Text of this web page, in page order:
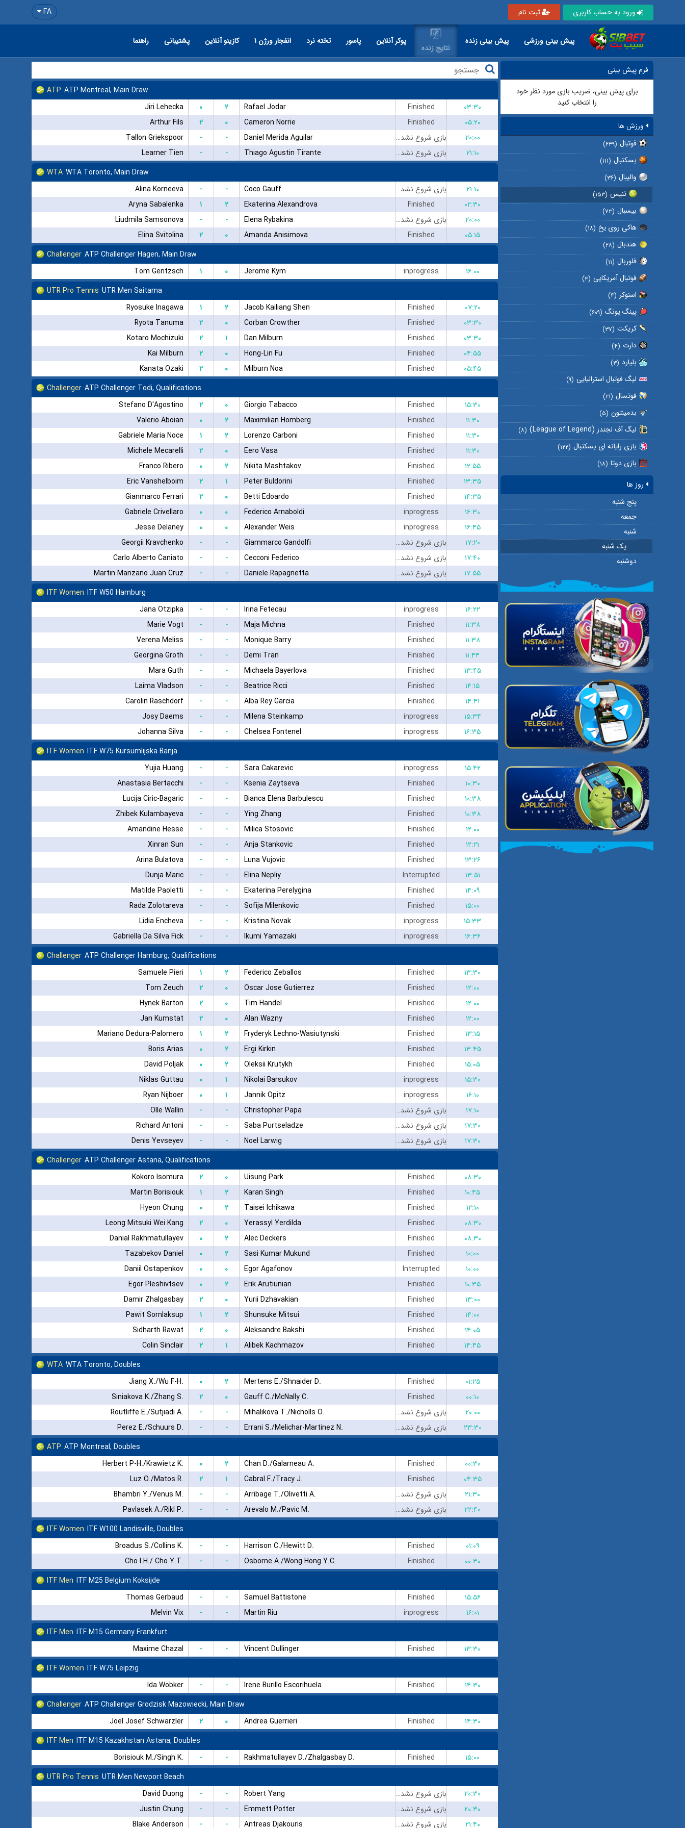
FA ورود به حساب کاربری ثبت نام
پیش بینی ورزشی پیش بینی زنده
نتایج زنده
پوکر آنلاین پاسور تخته نرد انفجار ورژن ۱ کازینو آنلاین پشتیبانی راهنما
فرم پیش بینی
برای پیش بینی، ضریب بازی مورد نظر خود
را انتخاب کنید
ورزش ها
فوتبال (۶۳۹)
بسکتبال (۱۱۱)
والیبال (۳۶)
تنیس (۱۵۳)
بیسبال (۷۳)
هاکی روی یخ (۱۸)
هندبال (۲۸)
فلوربال (۱۱)
فوتبال آمریکایی (۳)
اسنوکر (۴)
پینگ پونگ (۶۰۹)
کریکت (۳۷)
دارت (۴)
بلیارد (۳)
لیگ فوتبال استرالیایی (۹)
فوتسال (۲۱)
بدمینتون (۵)
لیگ آف لجندز (League of Legend) (۸)
بازی رایانه ای بسکتبال (۱۲۲)
بازی دوتا (۱۸)
روز ها
پنج شنبه
جمعه
شنبه
یک شنبه
دوشنبه
ATP ATP Montreal, Main Draw
Jiri Lehecka
۰ ۲ Rafael Jodar Finished
۰۳:۳۰
Arthur Fils
۲ ۰ Cameron Norrie Finished
۰۵:۲۰
Tallon Griekspoor
- - Daniel Merida Aguilar بازی شروع نشده است
۲۰:۰۰
Learner Tien
- - Thiago Agustin Tirante بازی شروع نشده است
۲۱:۱۰
WTA WTA Toronto, Main Draw
Alina Korneeva
- - Coco Gauff بازی شروع نشده است
۲۱:۱۰
Aryna Sabalenka
۱ ۲ Ekaterina Alexandrova Finished
۰۲:۳۰
Liudmila Samsonova
- - Elena Rybakina بازی شروع نشده است
۲۰:۰۰
Elina Svitolina
۲ ۰ Amanda Anisimova Finished
۰۵:۱۵
Challenger ATP Challenger Hagen, Main Draw
Tom Gentzsch
۱ ۰ Jerome Kym inprogress
۱۶:۰۰
UTR Pro Tennis UTR Men Saitama
Ryosuke Inagawa
۱ ۲ Jacob Kailiang Shen Finished
۰۷:۲۰
Ryota Tanuma
۲ ۰ Corban Crowther Finished
۰۳:۳۰
Kotaro Mochizuki
۲ ۱ Dan Milburn Finished
۰۳:۳۰
Kai Milburn
۲ ۰ Hong-Lin Fu Finished
۰۴:۵۵
Kanata Ozaki
۲ ۰ Milburn Noa Finished
۰۵:۴۵
Challenger ATP Challenger Todi, Qualifications
Stefano D'Agostino
۲ ۰ Giorgio Tabacco Finished
۱۵:۳۰
Valerio Aboian
۰ ۲ Maximilian Homberg Finished
۱۱:۳۰
Gabriele Maria Noce
۱ ۲ Lorenzo Carboni Finished
۱۱:۳۰
Michele Mecarelli
۲ ۰ Eero Vasa Finished
۱۱:۳۰
Franco Ribero
۰ ۲ Nikita Mashtakov Finished
۱۲:۵۵
Eric Vanshelboim
۲ ۱ Peter Buldorini Finished
۱۳:۳۵
Gianmarco Ferrari
۲ ۰ Betti Edoardo Finished
۱۴:۳۵
Gabriele Crivellaro
۰ ۰ Federico Arnaboldi inprogress
۱۶:۳۰
Jesse Delaney
۰ ۰ Alexander Weis inprogress
۱۶:۴۵
Georgii Kravchenko
- - Giammarco Gandolfi بازی شروع نشده است
۱۷:۲۰
Carlo Alberto Caniato
- - Cecconi Federico بازی شروع نشده است
۱۷:۴۰
Martin Manzano Juan Cruz
- - Daniele Rapagnetta بازی شروع نشده است
۱۷:۵۵
ITF Women ITF W50 Hamburg
Jana Otzipka
- - Irina Fetecau inprogress
۱۶:۲۲
Marie Vogt
- - Maja Michna Finished
۱۱:۳۸
Verena Meliss
- - Monique Barry Finished
۱۱:۳۸
Georgina Groth
- - Demi Tran Finished
۱۱:۴۴
Mara Guth
- - Michaela Bayerlova Finished
۱۳:۴۵
Laima Vladson
- - Beatrice Ricci Finished
۱۴:۱۵
Carolin Raschdorf
- - Alba Rey Garcia Finished
۱۴:۴۱
Josy Daems
- - Milena Steinkamp inprogress
۱۵:۳۴
Johanna Silva
- - Chelsea Fontenel inprogress
۱۶:۳۵
ITF Women ITF W75 Kursumlijska Banja
Yujia Huang
- - Sara Cakarevic inprogress
۱۵:۴۲
Anastasia Bertacchi
- - Ksenia Zaytseva Finished
۱۰:۳۰
Lucija Ciric-Bagaric
- - Bianca Elena Barbulescu Finished
۱۰:۳۸
Zhibek Kulambayeva
- - Ying Zhang Finished
۱۰:۳۸
Amandine Hesse
- - Milica Stosovic Finished
۱۲:۰۰
Xinran Sun
- - Anja Stankovic Finished
۱۲:۲۱
Arina Bulatova
- - Luna Vujovic Finished
۱۳:۲۶
Dunja Maric
- - Elina Nepliy Interrupted
۱۳:۵۱
Matilde Paoletti
- - Ekaterina Perelygina Finished
۱۴:۰۹
Rada Zolotareva
- - Sofija Milenkovic Finished
۱۵:۰۰
Lidia Encheva
- - Kristina Novak inprogress
۱۵:۳۳
Gabriella Da Silva Fick
- - Ikumi Yamazaki inprogress
۱۶:۳۶
Challenger ATP Challenger Hamburg, Qualifications
Samuele Pieri
۱ ۲ Federico Zeballos Finished
۱۳:۳۰
Tom Zeuch
۲ ۰ Oscar Jose Gutierrez Finished
۱۲:۰۰
Hynek Barton
۲ ۰ Tim Handel Finished
۱۲:۰۰
Jan Kumstat
۲ ۰ Alan Wazny Finished
۱۲:۰۰
Mariano Dedura-Palomero
۱ ۲ Fryderyk Lechno-Wasiutynski Finished
۱۳:۱۵
Boris Arias
۰ ۲ Ergi Kirkin Finished
۱۳:۴۵
David Poljak
۰ ۲ Oleksii Krutykh Finished
۱۵:۰۵
Niklas Guttau
۰ ۱ Nikolai Barsukov inprogress
۱۵:۳۰
Ryan Nijboer
۰ ۱ Jannik Opitz inprogress
۱۶:۱۰
Olle Wallin
- - Christopher Papa بازی شروع نشده است
۱۷:۱۰
Richard Antoni
- - Saba Purtseladze بازی شروع نشده است
۱۷:۳۰
Denis Yevseyev
- - Noel Larwig بازی شروع نشده است
۱۷:۳۰
Challenger ATP Challenger Astana, Qualifications
Kokoro Isomura
۲ ۰ Uisung Park Finished
۰۸:۳۰
Martin Borisiouk
۱ ۲ Karan Singh Finished
۱۰:۴۵
Hyeon Chung
۰ ۲ Taisei Ichikawa Finished
۱۲:۱۰
Leong Mitsuki Wei Kang
۲ ۰ Yerassyl Yerdilda Finished
۰۸:۳۰
Danial Rakhmatullayev
۰ ۲ Alec Deckers Finished
۰۸:۳۰
Tazabekov Daniel
۰ ۲ Sasi Kumar Mukund Finished
۱۰:۰۰
Daniil Ostapenkov
۰ ۰ Egor Agafonov Interrupted
۱۰:۰۰
Egor Pleshivtsev
۰ ۲ Erik Arutiunian Finished
۱۰:۳۵
Damir Zhalgasbay
۲ ۰ Yurii Dzhavakian Finished
۱۳:۰۰
Pawit Sornlaksup
۱ ۲ Shunsuke Mitsui Finished
۱۴:۰۰
Sidharth Rawat
۲ ۰ Aleksandre Bakshi Finished
۱۴:۰۵
Colin Sinclair
۲ ۱ Alibek Kachmazov Finished
۱۴:۴۵
WTA WTA Toronto, Doubles
Jiang X./Wu F-H.
۰ ۲ Mertens E./Shnaider D. Finished
۰۱:۲۵
Siniakova K./Zhang S.
۲ ۰ Gauff C./McNally C. Finished
۰۰:۱۰
Routliffe E./Sutjiadi A.
- - Mihalikova T./Nicholls O. بازی شروع نشده است
۲۰:۰۰
Perez E./Schuurs D.
- - Errani S./Melichar-Martinez N. بازی شروع نشده است
۲۳:۳۰
ATP ATP Montreal, Doubles
Herbert P-H./Krawietz K.
۰ ۲ Chan D./Galarneau A. Finished
۰۰:۳۰
Luz O./Matos R.
۲ ۱ Cabral F./Tracy J. Finished
۰۴:۳۵
Bhambri Y./Venus M.
- - Arribage T./Olivetti A. بازی شروع نشده است
۲۱:۳۰
Pavlasek A./Rikl P.
- - Arevalo M./Pavic M. بازی شروع نشده است
۲۲:۴۰
ITF Women ITF W100 Landisville, Doubles
Broadus S./Collins K.
- - Harrison C./Hewitt D. Finished
۰۱:۰۹
Cho I.H./ Cho Y.T.
- - Osborne A./Wong Hong Y.C. Finished
۰۰:۳۰
ITF Men ITF M25 Belgium Koksijde
Thomas Gerbaud
- - Samuel Battistone Finished
۱۵:۵۶
Melvin Vix
- - Martin Riu inprogress
۱۶:۰۱
ITF Men ITF M15 Germany Frankfurt
Maxime Chazal
- - Vincent Dullinger Finished
۱۳:۳۰
ITF Women ITF W75 Leipzig
Ida Wobker
- - Irene Burillo Escorihuela Finished
۱۴:۳۰
Challenger ATP Challenger Grodzisk Mazowiecki, Main Draw
Joel Josef Schwarzler
۲ ۰ Andrea Guerrieri Finished
۱۴:۳۰
ITF Men ITF M15 Kazakhstan Astana, Doubles
Borisiouk M./Singh K.
- - Rakhmatullayev D./Zhalgasbay D. Finished
۱۵:۰۰
UTR Pro Tennis UTR Men Newport Beach
David Duong
- - Robert Yang بازی شروع نشده است
۲۰:۳۰
Justin Chung
- - Emmett Potter بازی شروع نشده است
۲۰:۳۰
Blake Anderson
- - Antreas Djakouris بازی شروع نشده است ۲۱:۴۰